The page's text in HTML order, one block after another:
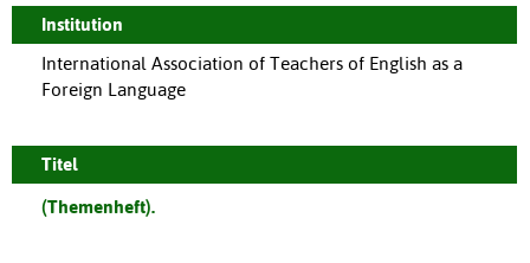
Institution
International Association of Teachers of English as a
Foreign Language
Titel
(Themenheft).